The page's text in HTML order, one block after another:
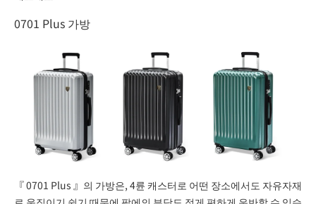
0701 Plus 가방
『0701 Plus 』의 가방은, 4륜 캐스터로 어떤 장소에서도 자유자재